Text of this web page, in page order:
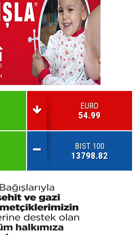
EURO
54.99
BIST 100
13798.82